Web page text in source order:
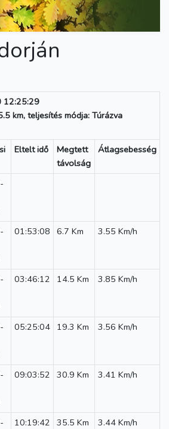
12:25:29
km, teljesítés módja: Túrázva
Eltelt idő
Megtett
távolság
Átlagsebesség
01:53:08 6.7 Km 3.55 Km/h
03:46:12 14.5 Km 3.85 Km/h
05:25:04 19.3 Km 3.56 Km/h
09:03:52 30.9 Km 3.41 Km/h
10:19:42 35.5 Km 3.44 Km/h